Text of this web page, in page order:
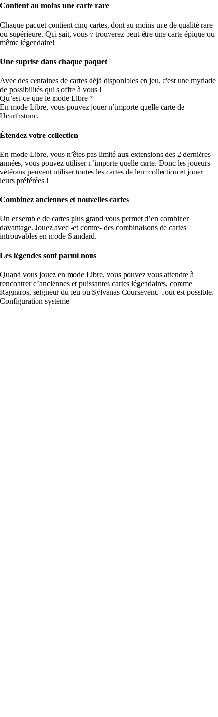
Contient au moins une carte rare
Chaque paquet contient cinq cartes, dont au moins une de qualité rare
ou supérieure. Qui sait, vous y trouverez peut-être une carte épique ou
même légendaire!
Une suprise dans chaque paquet
Avec des centaines de cartes déjà disponibles en jeu, c'est une myriade
de possibilités qui s'offre à vous !
Qu’est-ce que le mode Libre ?
En mode Libre, vous pouvez jouer n’importe quelle carte de
Hearthstone.
Étendez votre collection
En mode Libre, vous n’êtes pas limité aux extensions des 2 dernières
années, vous pouvez utiliser n’importe quelle carte. Donc les joueurs
vétérans peuvent utiliser toutes les cartes de leur collection et jouer
leurs préférées !
Combinez anciennes et nouvelles cartes
Un ensemble de cartes plus grand vous permet d’en combiner
davantage. Jouez avec -et contre- des combinaisons de cartes
introuvables en mode Standard.
Les légendes sont parmi nous
Quand vous jouez en mode Libre, vous pouvez vous attendre à
rencontrer d’anciennes et puissantes cartes légendaires, comme
Ragnaros, seigneur du feu ou Sylvanas Coursevent. Tout est possible.
Configuration système